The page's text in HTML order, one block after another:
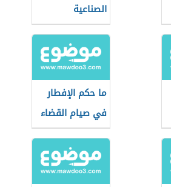
الصناعية
ما حكم الإفطار
في صيام القضاء